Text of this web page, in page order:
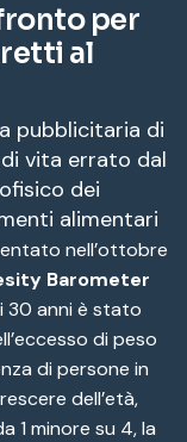
per
al
pubblicitaria di
vita errato dal
dei
alimentari
nell’ottobre
Barometer
30 anni è stato
di peso
di persone in
dell’età,
1 minore su 4, la